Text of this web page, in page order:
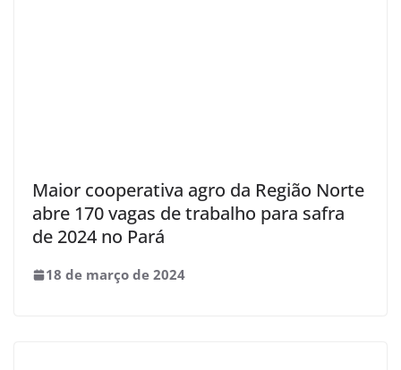
Maior cooperativa agro da Região Norte
abre 170 vagas de trabalho para safra
de 2024 no Pará
18 de março de 2024